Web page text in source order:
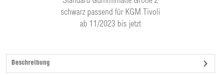
schwarz passend für KGM Tivoli
ab 11/2023 bis jetzt
Beschreibung